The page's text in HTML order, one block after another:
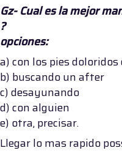
Gz- Cual es la mejor
?
opciones:
a) con los pies
b) buscando un after
c) desayunando
d) con alguien
e) otra, precisar.
Llegar lo mas rapido